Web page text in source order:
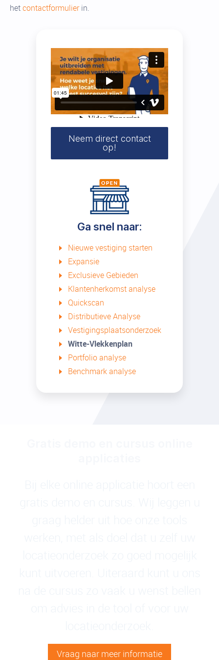
hetcontactformulierin.
Neem direct contact
op!
Ga snel naar:
Nieuwe vestiging starten
Expansie
Exclusieve Gebieden
Klantenherkomst analyse
Quickscan
Distributieve Analyse
Vestigingsplaatsonderzoek
Witte-Vlekkenplan
Portfolio analyse
Benchmark analyse
Vraag naar meer informatie